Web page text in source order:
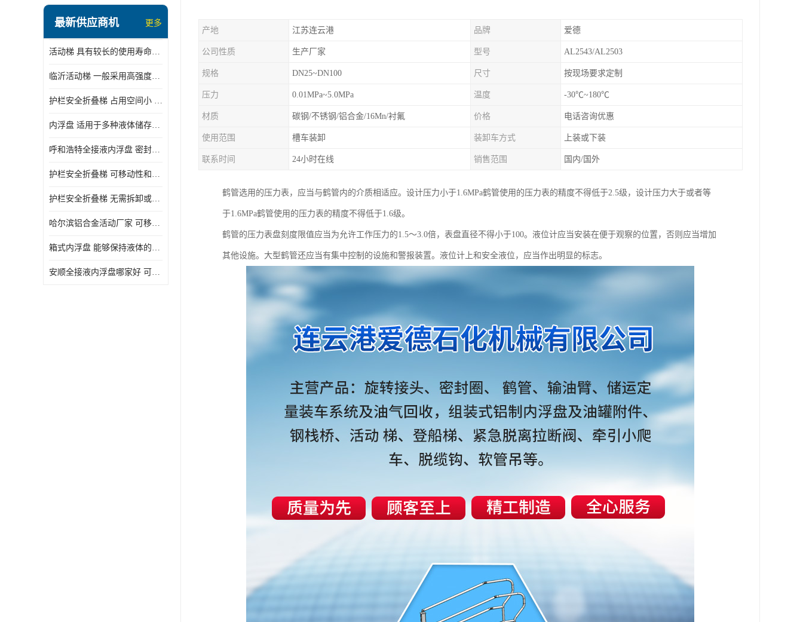
顶部装卸车鹤管
液氨液化气鹤管
定量装车系统
最新供应商机 更多
活动梯 具有较长的使用寿命和耐用性 一般采用高强度材料制造
临沂活动梯 一般采用高强度材料制造 可以用于多种不同的任务
护栏安全折叠梯 占用空间小 方便存放和搬运
内浮盘 适用于多种液体储存和运输 能够降低运输成本和维护成本
呼和浩特全接液内浮盘 密封性能好 有效保护液体质量
护栏安全折叠梯 可移动性和安全性较高 占用空间小
护栏安全折叠梯 无需拆卸或重新安装 占用空间小
哈尔滨铝合金活动厂家 可移动性和安全性较高 占用空间小
箱式内浮盘 能够保持液体的密闭状态 适用于多种液体储存和运输
安顺全接液内浮盘哪家好 可以自动上下浮动 密封性能好
产地 江苏连云港 品牌 爱德
公司性质 生产厂家 型号 AL2543/AL2503
规格 DN25~DN100 尺寸 按现场要求定制
压力 0.01MPa~5.0MPa 温度 -30℃~180℃
材质 碳钢/不锈钢/铝合金/16Mn/衬氟 价格 电话咨询优惠
使用范围 槽车装卸 装卸车方式 上装或下装
联系时间 24小时在线 销售范围 国内/国外
鹤管选用的压力表，应当与鹤管内的介质相适应。设计压力小于1.6MPa鹤管使用的压力表的精度不得低于2.5级，设计压力大于或者等
于1.6MPa鹤管使用的压力表的精度不得低于1.6级。
鹤管的压力表盘刻度限值应当为允许工作压力的1.5～3.0倍，表盘直径不得小于100。液位计应当安装在便于观察的位置，否则应当增加
其他设施。大型鹤管还应当有集中控制的设施和警报装置。液位计上和安全液位，应当作出明显的标志。